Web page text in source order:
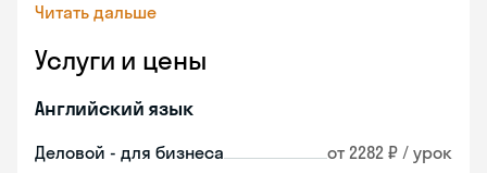
Читать дальше
Услуги и цены
Английский язык
Деловой - для бизнеса от 2282 ₽ / урок